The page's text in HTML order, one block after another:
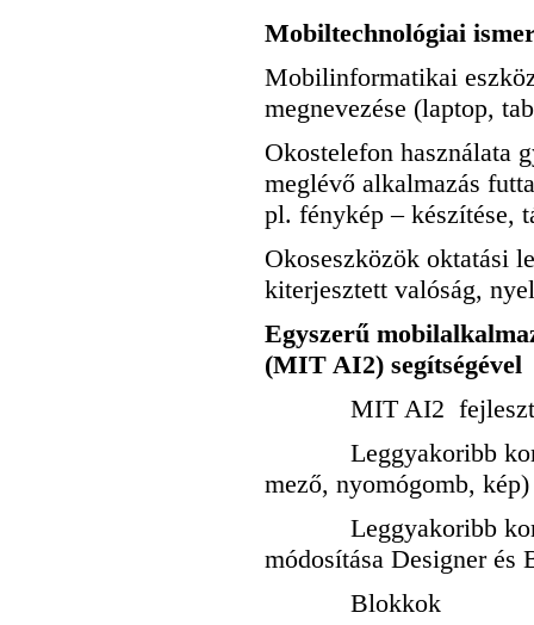
Mobiltechnológiai
Mobilinformatikai
megnevezése (laptop,
Okostelefon használata
meglévő alkalmazás
pl. fénykép – készítése,
Okoseszközök oktatási
kiterjesztett valóság,
Egyszerű
(MIT AI2) segítségével
MIT AI2
Leggyakoribb
mező, nyomógomb,
Leggyakoribb
módosítása Designer és
Blokkok